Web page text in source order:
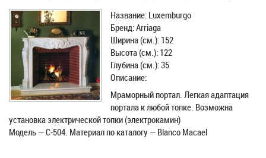
Название: Luxemburgo
Бренд: Arriaga
Ширина (см.): 152
Высота (см.): 122
Глубина (см.): 35
Описание:
Мраморный портал. Легкая адаптация
портала к любой топке. Возможна
установка электрической топки (электрокамин)
Модель — С-504. Материал по каталогу — Blanco Macael